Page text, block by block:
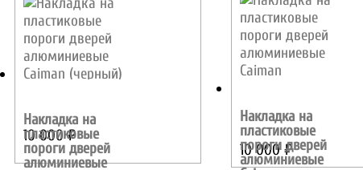
Накладка на
пластиковые
пороги дверей
алюминиевые
10 000₽
Накладка на
пластиковые
пороги дверей
алюминиевые
10 000₽